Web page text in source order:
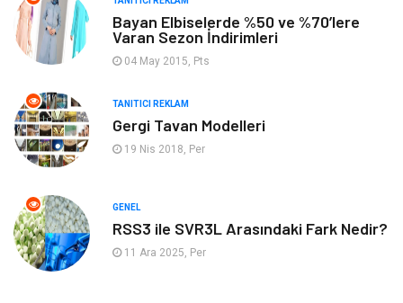
Sigorta Aksesuar
Mobilya
Bebek Giyim
Doğal Enerji Kaynakları
Bayan Elbiselerde %50 ve %70’lere
Varan Sezon İndirimleri
04 May 2015, Pts
TANITICI REKLAM
Gergi Tavan Modelleri
19 Nis 2018, Per
GENEL
RSS3 ile SVR3L Arasındaki Fark Nedir?
11 Ara 2025, Per